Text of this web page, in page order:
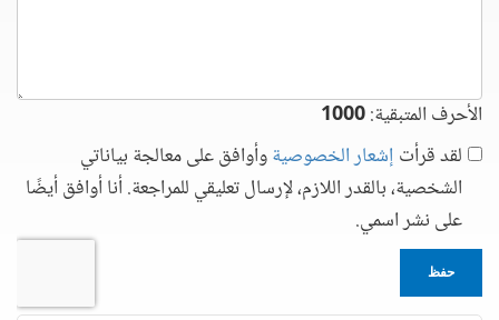
الأحرف المتبقية:1000
لقد قرأت إشعار الخصوصيةوأوافق على معالجة بياناتي
الشخصية، بالقدر اللازم، لإرسال تعليقي للمراجعة. أنا أوافق أيضًا
على نشر اسمي.
حفظ